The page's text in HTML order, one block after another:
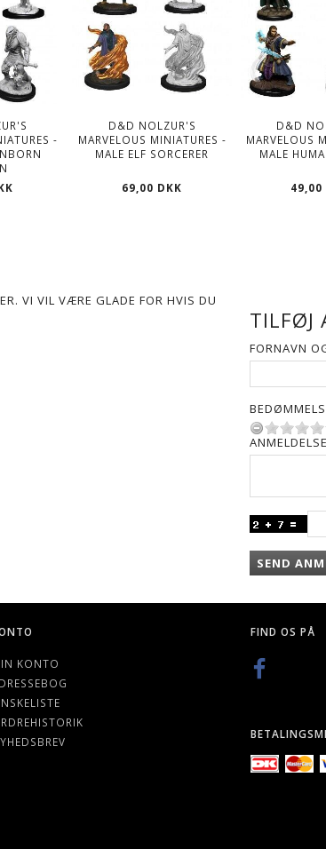
-
D&D NOLZUR'S
MARVELOUS MINIATURES -
MALE ELF SORCERER
69,00 DKK
D&D
MARVELOUS
MALE
49,00
VI VIL VÆRE GLADE FOR HVIS DU
TILFØJ
FORNAVN
ANMELDELSE
SEND
KONTO
FIND OS PÅ